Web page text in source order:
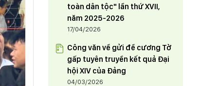
toàn dân tộc" lần thứ XVII,
năm 2025-2026
17/04/2026
Công văn về gửi đề cương Tờ
gấp tuyên truyền kết quả Đại
hội XIV của Đảng
04/03/2026